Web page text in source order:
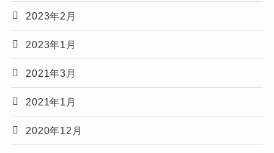
2023年2月
2023年1月
2021年3月
2021年1月
2020年12月